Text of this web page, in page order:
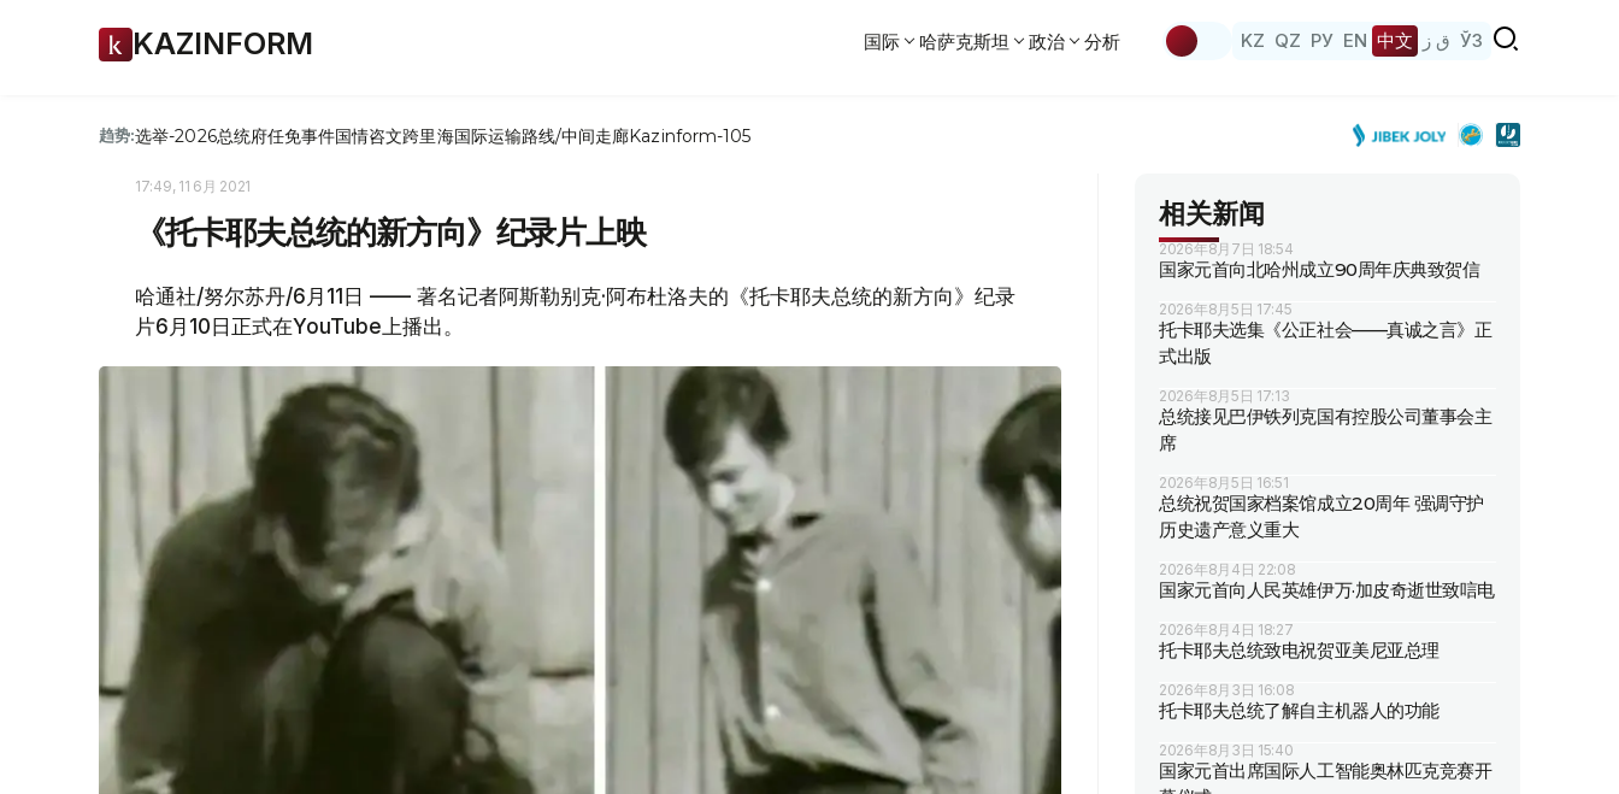
KAZINFORM 国际 哈萨克斯坦 政治 分析 KZ QZ РУ EN 中文 ق ز ЎЗ
趋势:选举-2026总统府任免事件国情咨文跨里海国际运输路线/中间走廊Kazinform-105
17:49, 11 6月 2021
《托卡耶夫总统的新方向》纪录片上映
哈通社/努尔苏丹/6月11日 —— 著名记者阿斯勒别克·阿布杜洛夫的《托卡耶夫总统的新方向》纪录
片6月10日正式在YouTube上播出。
相关新闻
2026年8月7日 18:54
国家元首向北哈州成立90周年庆典致贺信
2026年8月5日 17:45
托卡耶夫选集《公正社会——真诚之言》正
式出版
2026年8月5日 17:13
总统接见巴伊铁列克国有控股公司董事会主
席
2026年8月5日 16:51
总统祝贺国家档案馆成立20周年 强调守护
历史遗产意义重大
2026年8月4日 22:08
国家元首向人民英雄伊万·加皮奇逝世致唁电
2026年8月4日 18:27
托卡耶夫总统致电祝贺亚美尼亚总理
2026年8月3日 16:08
托卡耶夫总统了解自主机器人的功能
2026年8月3日 15:40
国家元首出席国际人工智能奥林匹克竞赛开